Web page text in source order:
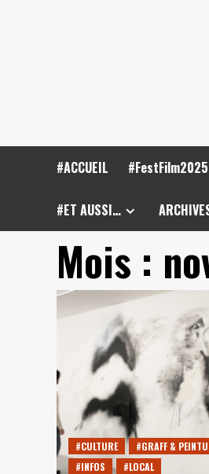
#ACCUEIL #FestFilm2025
#ET AUSSI…
Mois :
#CULTURE
#GRAFF &
#INFOS
#LOCAL